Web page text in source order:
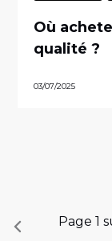
Où
qualité ?
03/07/2025
Page 1